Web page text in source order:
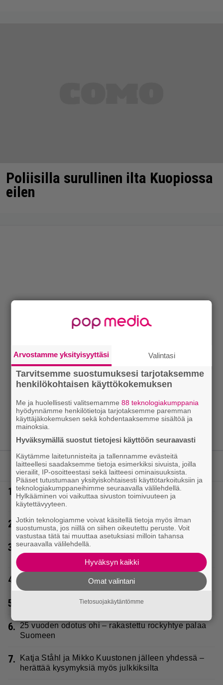
Poliisilla surullinen ilta Kuopiossa
eilen
LUETUIMMAT JUTUT
1.
Sampo Kaulanen sai oudon tulehduksen – makaa
hoitolaitteessa nytkähdellen
2. Rakastettu suomalainen metalliyhtye tekee paluun
3.
Laulaja Marionilla todella tuskaiset paikat tällä
hetkellä
4. Poliisilla surullinen ilta Kuopiossa eilen
5. Poliisi pyytää apua Jämsässä
6.
25 vuoden odotus ohi – rakastettu rockyhtye palaa
Suomeen
7.
Katja Ståhl ja Mikko Kuustonen jälleen yhdessä –
herättää kysymyksiä myös julkkiksilta
Arvostamme yksityisyyttäsi Valintasi
Tarvitsemme suostumuksesi tarjotaksemme
henkilökohtaisen käyttökokemuksen
Me ja huolellisesti valitsemamme88 teknologiakumppania
hyödynnämme henkilötietoja tarjotaksemme paremman
käyttäjäkokemuksen sekä kohdentaaksemme sisältöä ja
mainoksia.
Hyväksymällä suostut tietojesi käyttöön seuraavasti
Käytämme laitetunnisteita ja tallennamme evästeitä
laitteellesi saadaksemme tietoja esimerkiksi sivuista, joilla
vierailit, IP-osoitteestasi sekä laitteesi ominaisuuksista.
Pääset tutustumaan yksityiskohtaisesti käyttötarkoituksiin ja
teknologiakumppaneihimme seuraavalla välilehdellä.
Hylkääminen voi vaikuttaa sivuston toimivuuteen ja
käytettävyyteen.
Jotkin teknologiamme voivat käsitellä tietoja myös ilman
suostumusta, jos niillä on siihen oikeutettu peruste. Voit
vastustaa tätä tai muuttaa asetuksiasi milloin tahansa
seuraavalla välilehdellä.
Hyväksyn kaikki
Omat valintani
Tietosuojakäytäntömme